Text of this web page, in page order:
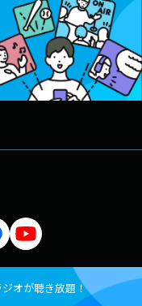
オが聴き放題！